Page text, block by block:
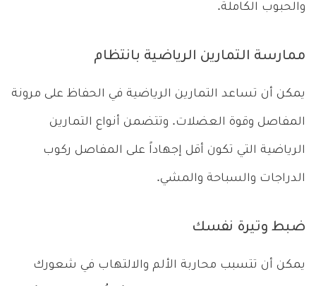
والحبوب الكاملة.
ممارسة التمارين الرياضية بانتظام
يمكن أن تساعد التمارين الرياضية في الحفاظ على مرونة
المفاصل وقوة العضلات. وتتضمن أنواع التمارين
الرياضية التي تكون أقل إجهاداً على المفاصل ركوب
الدراجات والسباحة والمشي.
ضبط وتيرة نفسك
يمكن أن تتسبب محاربة الألم والالتهاب في شعورك